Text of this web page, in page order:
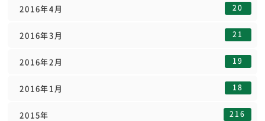
2016年4月 20
2016年3月 21
2016年2月 19
2016年1月 18
2015年 216